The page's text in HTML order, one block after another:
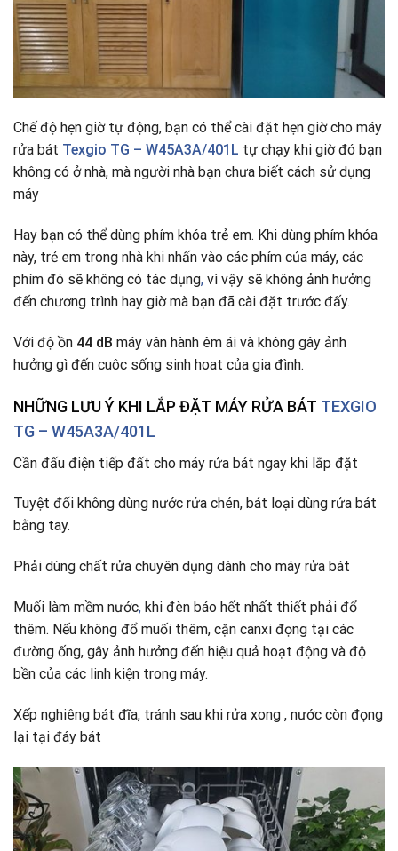
Chế độ hẹn giờ tự động, bạn có thể cài đặt hẹn giờ cho máy
rửa bát Texgio TG – W45A3A/401L tự chạy khi giờ đó bạn
không có ở nhà, mà người nhà bạn chưa biết cách sử dụng
máy
Hay bạn có thể dùng phím khóa trẻ em. Khi dùng phím khóa
này, trẻ em trong nhà khi nhấn vào các phím của máy, các
phím đó sẽ không có tác dụng, vì vậy sẽ không ảnh hưởng
đến chương trình hay giờ mà bạn đã cài đặt trước đấy.
Với độ ồn 44 dB máy vân hành êm ái và không gây ảnh
hưởng gì đến cuôc sống sinh hoat của gia đình.
NHỮNG LƯU Ý KHI LẮP ĐẶT MÁY RỬA BÁT TEXGIO
TG – W45A3A/401L
Cần đấu điện tiếp đất cho máy rửa bát ngay khi lắp đặt
Tuyệt đối không dùng nước rửa chén, bát loại dùng rửa bát
bằng tay.
Phải dùng chất rửa chuyên dụng dành cho máy rửa bát
Muối làm mềm nước, khi đèn báo hết nhất thiết phải đổ
thêm. Nếu không đổ muối thêm, cặn canxi đọng tại các
đường ống, gây ảnh hưởng đến hiệu quả hoạt động và độ
bền của các linh kiện trong máy.
Xếp nghiêng bát đĩa, tránh sau khi rửa xong , nước còn đọng
lại tại đáy bát